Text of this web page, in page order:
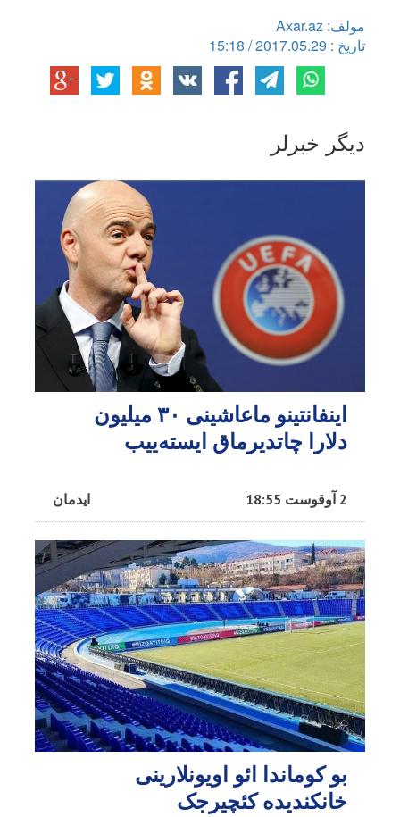
مولف: Axar.az
تاریخ : 2017.05.29 / 15:18
دیگر خبرلر
اینفانتینو ماعاشینی ۳۰ میلیون
دلارا چاتدیرماق ایسته‌ییب
ایدمان 2 آوقوست 18:55
بو کوماندا ائو اویونلارینی
خانکندیده کئچیرجک